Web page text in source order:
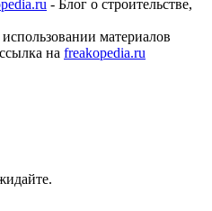
- Блог о строительстве,
материалов
на freakopedia.ru